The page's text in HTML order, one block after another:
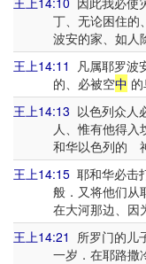
丁、无论困住的
波安的家、如人
王上14:11
凡属耶罗波
的、必被空中
王上14:13 以色列众人
人、惟有他得入
和华以色列的
王上14:15 耶和华必击
般．又将他们从
在大河那边、因
王上14:21 所罗门的儿
一岁．在耶路撒